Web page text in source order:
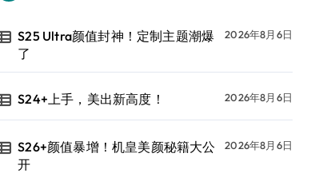
S25 Ultra颜值封神！定制主题潮爆
了
2026年8月6日
S24+上手，美出新高度！ 2026年8月6日
S26+颜值暴增！机皇美颜秘籍大公
开
2026年8月6日